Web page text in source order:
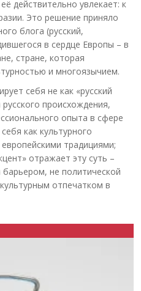
действительно увлекает: к
Это решение приняло
блога (русский,
в сердце Европы – в
стране, которая
и многоязычием.
себя не как «русский
происхождения,
опыта в сфере
как культурного
традициями;
отражает эту суть –
не политической
отпечатком в